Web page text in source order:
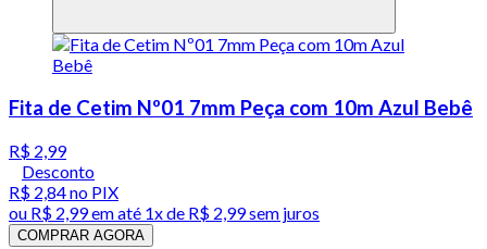
Fita de Cetim Nº01 7mm Peça com 10m Azul Bebê
R$ 2,99
Desconto
R$ 2,84no PIX
ou R$ 2,99em até 1x de R$ 2,99sem juros
COMPRAR AGORA